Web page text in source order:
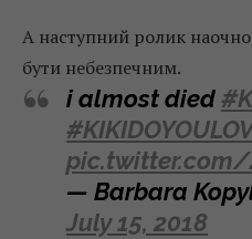
А наступний ролик
бути небезпечним.
i almost died
pic.twitter.com/
— Barbara
July 15, 2018